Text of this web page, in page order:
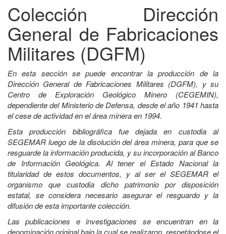
Colección Dirección
General de Fabricaciones
Militares (DGFM)
En esta sección se puede encontrar la producción de la
Dirección General de Fabricaciones Militares (DGFM), y su
Centro de Exploración Geológico Minero (CEGEMIN),
dependiente del Ministerio de Defensa, desde el año 1941 hasta
el cese de actividad en el área minera en 1994.
Esta producción bibliográfica fue dejada en custodia al
SEGEMAR luego de la disolución del área minera, para que se
resguarde la información producida, y su incorporación al Banco
de Información Geológica. Al tener el Estado Nacional la
titularidad de estos documentos, y al ser el SEGEMAR el
organismo que custodia dicho patrimonio por disposición
estatal, se considera necesario asegurar el resguardo y la
difusión de esta importante colección.
Las publicaciones e investigaciones se encuentran en la
denominación original bajo la cual se realizaron, respetándose el